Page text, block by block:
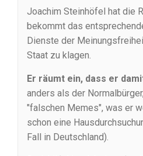
Joachim Steinhöfel hat die
bekommt das
Dienste der
Staat zu klagen.
Er räumt ein, dass er
anders als der
"falschen Memes", was er
schon eine
Fall in Deutschland).